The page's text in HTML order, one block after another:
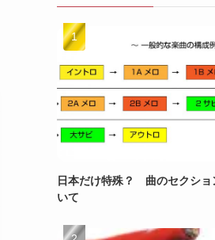
日本だけ特殊？ 曲のセクショ
いて